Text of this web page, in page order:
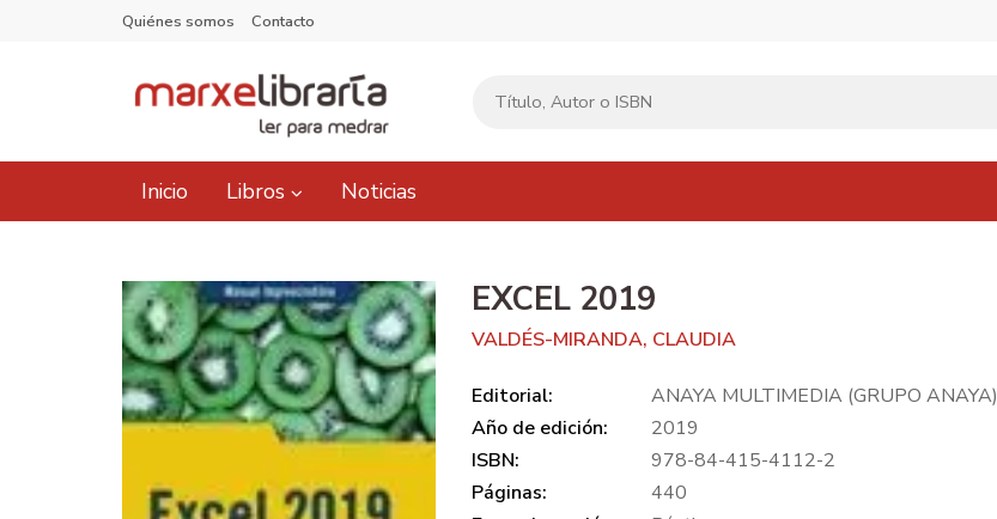
Quiénes somos Contacto
Inicio Libros Noticias
EXCEL 2019
VALDÉS-MIRANDA, CLAUDIA
Editorial:
ANAYA MULTIMEDIA (GRUPO ANAYA)
Año de edición:
2019
ISBN:
978-84-415-4112-2
Páginas:
440